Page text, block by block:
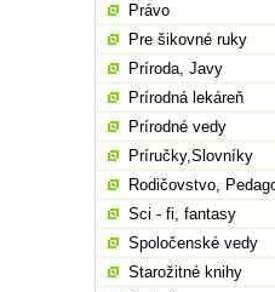
Právo
Pre šikovné ruky
Príroda, Javy
Prírodná lekáreň
Prírodné vedy
Príručky,Slovníky
Rodičovstvo,
Sci - fi, fantasy
Spoločenské vedy
Starožitné knihy